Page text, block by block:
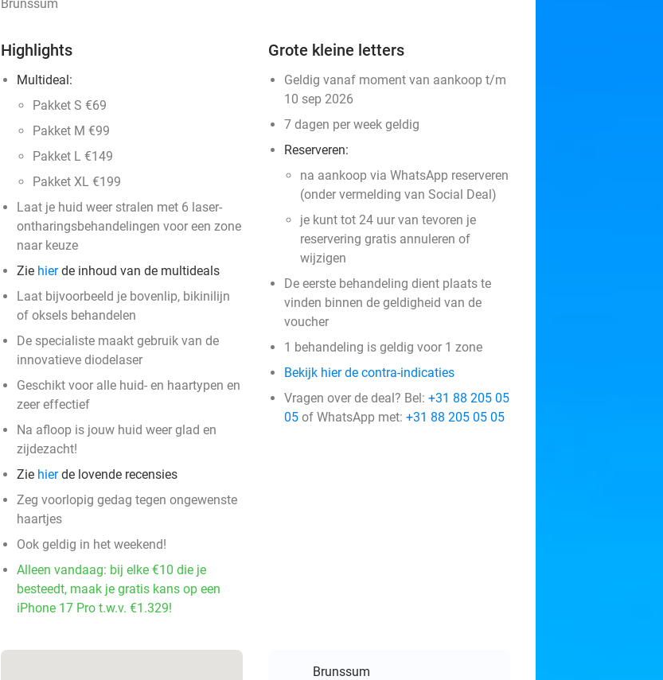
Brunssum
Highlights
Multideal:
Pakket S €69
Pakket M €99
Pakket L €149
Pakket XL €199
Laat je huid weer stralen met 6 laser-
ontharingsbehandelingen voor een zone
naar keuze
Zie hierde inhoud van de multideals
Laat bijvoorbeeld je bovenlip, bikinilijn
of oksels behandelen
De specialiste maakt gebruik van de
innovatieve diodelaser
Geschikt voor alle huid- en haartypen en
zeer effectief
Na afloop is jouw huid weer glad en
zijdezacht!
Zie hierde lovende recensies
Zeg voorlopig gedag tegen ongewenste
haartjes
Ook geldig in het weekend!
Alleen vandaag: bij elke €10 die je
besteedt, maak je gratis kans op een
iPhone 17 Pro t.w.v. €1.329!
Grote kleine letters
Geldig vanaf moment van aankoop t/m
10 sep 2026
7 dagen per week geldig
Reserveren:
na aankoop via WhatsApp reserveren
(onder vermelding van Social Deal)
je kunt tot 24 uur van tevoren je
reservering gratis annuleren of
wijzigen
De eerste behandeling dient plaats te
vinden binnen de geldigheid van de
voucher
1 behandeling is geldig voor 1 zone
Bekijk hier de contra-indicaties
Vragen over de deal? Bel: +31 88 205 05
05 of WhatsApp met: +31 88 205 05 05
Brunssum